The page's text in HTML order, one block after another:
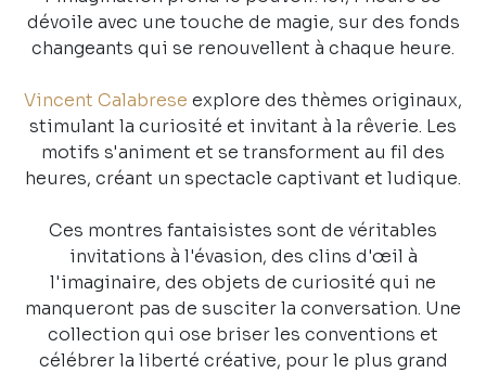
dévoile avec une touche de magie, sur des fonds
changeants qui se renouvellent à chaque heure.
Vincent Calabrese explore des thèmes originaux,
stimulant la curiosité et invitant à la rêverie. Les
motifs s'animent et se transforment au fil des
heures, créant un spectacle captivant et ludique.
Ces montres fantaisistes sont de véritables
invitations à l'évasion, des clins d'œil à
l'imaginaire, des objets de curiosité qui ne
manqueront pas de susciter la conversation. Une
collection qui ose briser les conventions et
célébrer la liberté créative, pour le plus grand